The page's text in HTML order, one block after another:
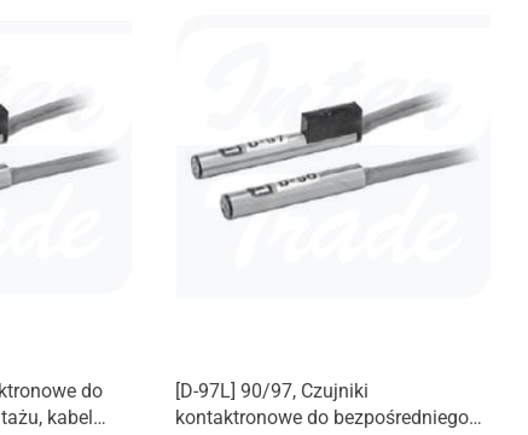
do
kabel
[D-97L] 90/97, Czujniki
kontaktronowe do bezpośredniego